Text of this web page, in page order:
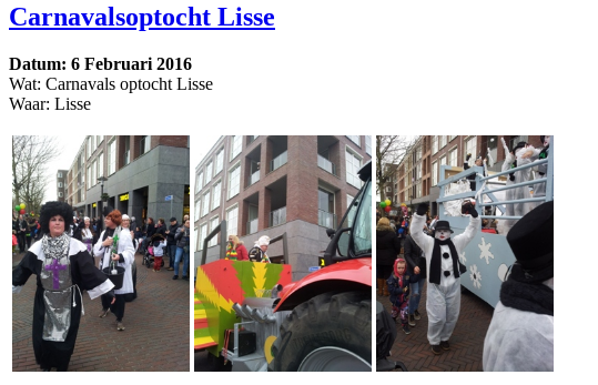
Carnavalsoptocht Lisse
Datum: 6 Februari 2016
Wat: Carnavals optocht Lisse
Waar: Lisse